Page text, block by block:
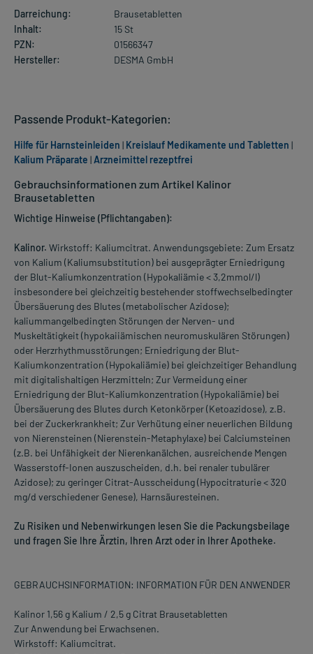
Darreichung:
Brausetabletten
Inhalt:
15 St
PZN:
01566347
Hersteller:
DESMA GmbH
Gebrauchsinformationen zum Artikel Kalinor
Brausetabletten
Wichtige Hinweise (Pflichtangaben):
Kalinor. Wirkstoff: Kaliumcitrat. Anwendungsgebiete: Zum Ersatz
von Kalium (Kaliumsubstitution) bei ausgeprägter Erniedrigung
der Blut-Kaliumkonzentration (Hypokaliämie < 3,2mmol/l)
insbesondere bei gleichzeitig bestehender stoffwechselbedingter
Übersäuerung des Blutes (metabolischer Azidose);
kaliummangelbedingten Störungen der Nerven- und
Muskeltätigkeit (hypokaiiämischen neuromuskulären Störungen)
oder Herzrhythmusstörungen; Erniedrigung der Blut-
Kaliumkonzentration (Hypokaliämie) bei gleichzeitiger Behandlung
mit digitalishaltigen Herzmitteln; Zur Vermeidung einer
Erniedrigung der Blut-Kaliumkonzentration (Hypokaliämie) bei
Übersäuerung des Blutes durch Ketonkörper (Ketoazidose), z.B.
bei der Zuckerkrankheit; Zur Verhütung einer neuerlichen Bildung
von Nierensteinen (Nierenstein-Metaphylaxe) bei Calciumsteinen
(z.B. bei Unfähigkeit der Nierenkanälchen, ausreichende Mengen
Wasserstoff-Ionen auszuscheiden, d.h. bei renaler tubulärer
Azidose); zu geringer Citrat-Ausscheidung (Hypocitraturie < 320
mg/d verschiedener Genese), Harnsäuresteinen.
Zu Risiken und Nebenwirkungen lesen Sie die Packungsbeilage
und fragen Sie Ihre Ärztin, Ihren Arzt oder in Ihrer Apotheke.
GEBRAUCHSINFORMATION: INFORMATION FÜR DEN ANWENDER
Kalinor 1,56 g Kalium / 2,5 g Citrat Brausetabletten
Zur Anwendung bei Erwachsenen.
Wirkstoff: Kaliumcitrat.
Passende Produkt-Kategorien:
Hilfe für Harnsteinleiden | Kreislauf Medikamente und Tabletten |
Kalium Präparate |Arzneimittel rezeptfrei